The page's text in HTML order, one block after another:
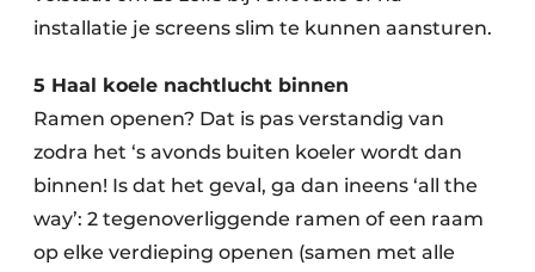
installatie je screens slim te kunnen aansturen.
5 Haal koele nachtlucht binnen
Ramen openen? Dat is pas verstandig van
zodra het ‘s avonds buiten koeler wordt dan
binnen! Is dat het geval, ga dan ineens ‘all the
way’: 2 tegenoverliggende ramen of een raam
op elke verdieping openen (samen met alle